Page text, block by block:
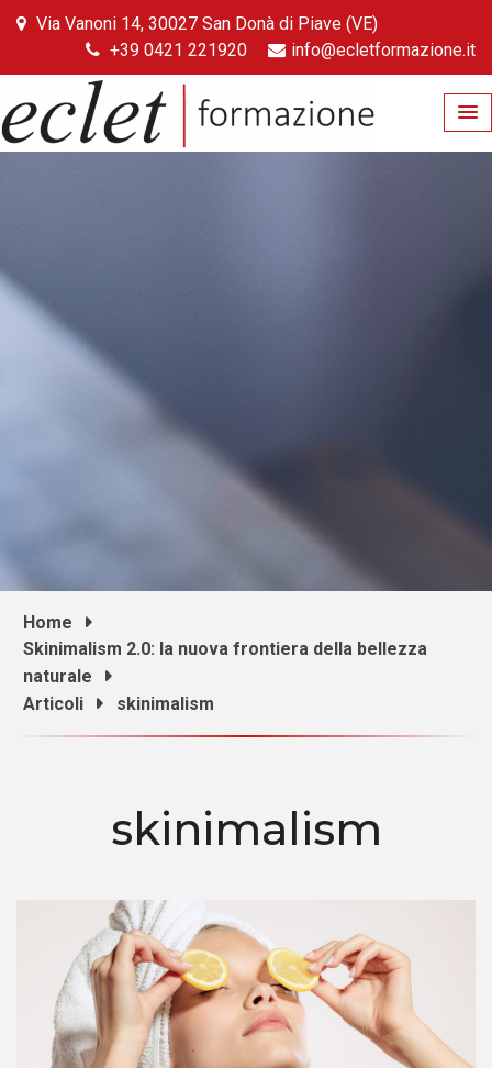
Skip
Via Vanoni 14, 30027 San Donà di Piave (VE)
+39 0421 221920
info@ecletformazione.it
Home
Skinimalism 2.0: la nuova frontiera della bellezza
naturale
Articoli
skinimalism
skinimalism